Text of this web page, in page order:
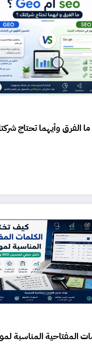
المفتاحية المناسبة